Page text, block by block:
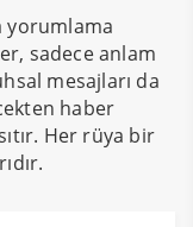
yorumlama
sadece anlam
mesajları da
haber
Her rüya bir